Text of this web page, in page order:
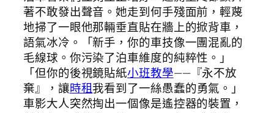
著不敢發出聲音。她走到何手殘面前，輕蔑
地掃了一眼他那輛垂直貼在牆上的掀背車，
語氣冰冷。「新手，你的車技像一團混亂的
毛線球。你污染了泊車維度的純粹性。」
「但你的後視鏡貼紙小班教學——『永不放
棄』，讓時租我看到了一絲愚蠢的勇氣。」
車影大人突然掏出一個像是遙控器的裝置，